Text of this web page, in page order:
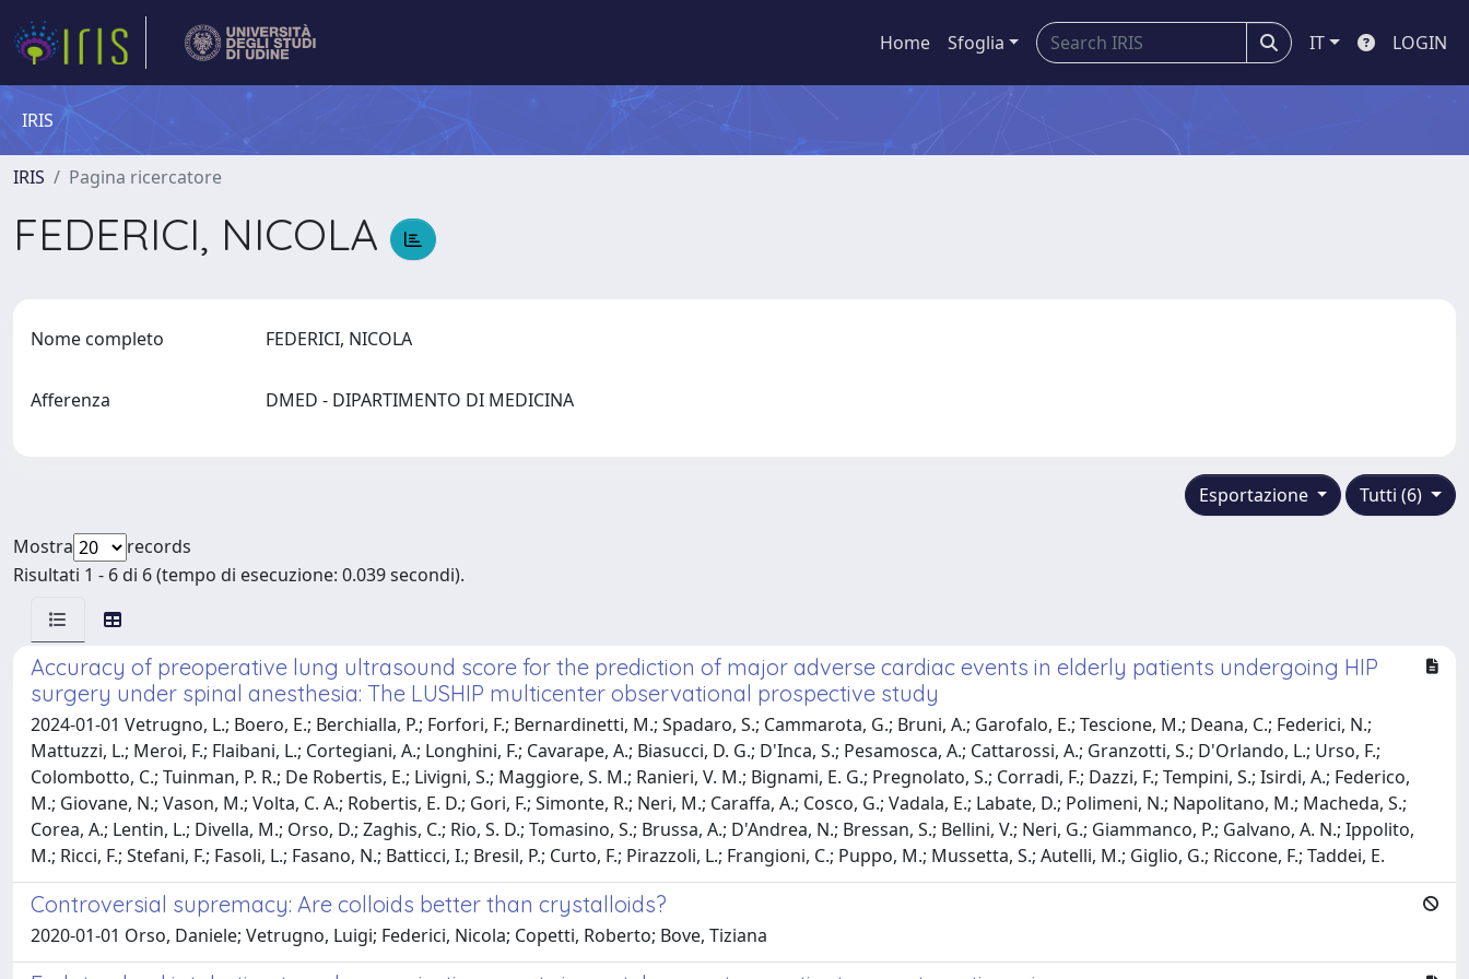
Home Sfoglia IT LOGIN
IRIS
IRIS Pagina ricercatore
FEDERICI, NICOLA
Nome completo FEDERICI, NICOLA
Afferenza DMED - DIPARTIMENTO DI MEDICINA
Tutti (6)
Esportazione
Mostra
records
Risultati 1 - 6 di 6 (tempo di esecuzione: 0.039 secondi).
Accuracy of preoperative lung ultrasound score for the prediction of major adverse cardiac events in elderly patients undergoing HIP
surgery under spinal anesthesia: The LUSHIP multicenter observational prospective study
2024-01-01 Vetrugno, L.; Boero, E.; Berchialla, P.; Forfori, F.; Bernardinetti, M.; Spadaro, S.; Cammarota, G.; Bruni, A.; Garofalo, E.; Tescione, M.; Deana, C.; Federici, N.;
Mattuzzi, L.; Meroi, F.; Flaibani, L.; Cortegiani, A.; Longhini, F.; Cavarape, A.; Biasucci, D. G.; D'Inca, S.; Pesamosca, A.; Cattarossi, A.; Granzotti, S.; D'Orlando, L.; Urso, F.;
Colombotto, C.; Tuinman, P. R.; De Robertis, E.; Livigni, S.; Maggiore, S. M.; Ranieri, V. M.; Bignami, E. G.; Pregnolato, S.; Corradi, F.; Dazzi, F.; Tempini, S.; Isirdi, A.; Federico,
M.; Giovane, N.; Vason, M.; Volta, C. A.; Robertis, E. D.; Gori, F.; Simonte, R.; Neri, M.; Caraffa, A.; Cosco, G.; Vadala, E.; Labate, D.; Polimeni, N.; Napolitano, M.; Macheda, S.;
Corea, A.; Lentin, L.; Divella, M.; Orso, D.; Zaghis, C.; Rio, S. D.; Tomasino, S.; Brussa, A.; D'Andrea, N.; Bressan, S.; Bellini, V.; Neri, G.; Giammanco, P.; Galvano, A. N.; Ippolito,
M.; Ricci, F.; Stefani, F.; Fasoli, L.; Fasano, N.; Batticci, I.; Bresil, P.; Curto, F.; Pirazzoli, L.; Frangioni, C.; Puppo, M.; Mussetta, S.; Autelli, M.; Giglio, G.; Riccone, F.; Taddei, E.
Controversial supremacy: Are colloids better than crystalloids?
2020-01-01 Orso, Daniele; Vetrugno, Luigi; Federici, Nicola; Copetti, Roberto; Bove, Tiziana